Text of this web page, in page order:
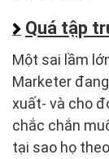
Quá tập
Một sai lầm
Marketer
xuất- và cho
chắc chắn
tại sao họ